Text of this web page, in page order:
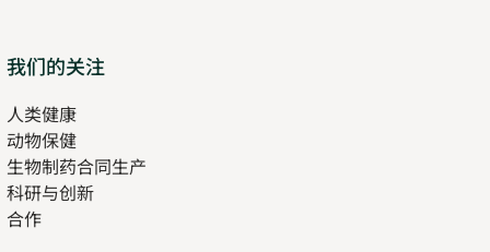
我们的关注
人类健康
new
tab
动物保健
生物制药合同生产
科研与创新
合作